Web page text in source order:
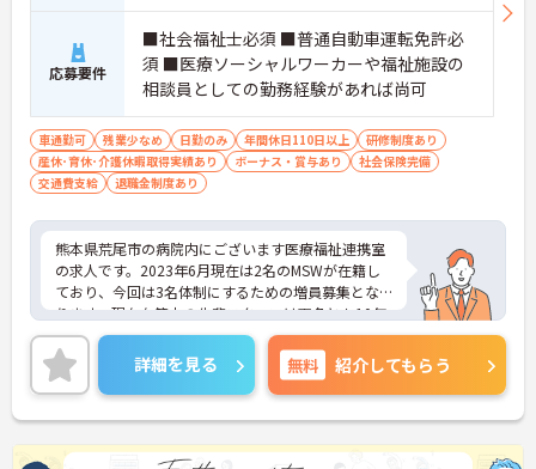
応募要件
■社会福祉士必須 ■普通自動車運転免許必
須 ■医療ソーシャルワーカーや福祉施設の
相談員としての勤務経験があれば尚可
車通勤可 残業少なめ 日勤のみ 年間休日110日以上
研修制度あり
産休･育休･介護休暇取得実績あり
ボーナス・賞与あり
社会保険完備
交通費支給
退職金制度あり
熊本県荒尾市の病院内にございます医療福祉連携室
の求人です。2023年6月現在は2名のMSWが在籍し
ており、今回は3名体制にするための増員募集とな
ります。現在在籍中の先輩スタッフは両名とも10年
以上の経験をお持ちの方なので、しっかりサポート
を受けながらご就業いただけます。月に1日程度土日
祝日の勤務はございますが、基本的にはお休みなの
で週末はプライベートやご家庭との両立もしやすい
環境です。ご興味をお持ちの方はぜひお気軽にお問
い合わせくださいませ。
詳細を見る 無料 紹介してもらう